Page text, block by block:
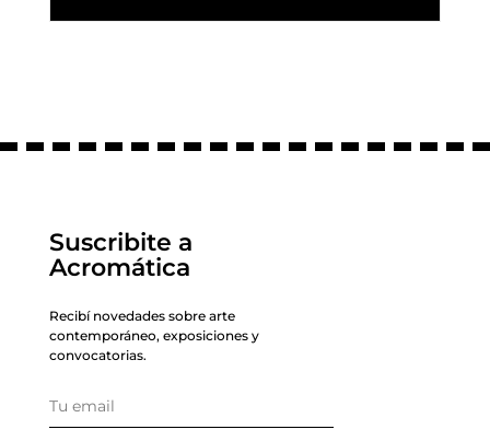
Suscribite a
Acromática
Recibí novedades sobre arte
contemporáneo, exposiciones y
convocatorias.